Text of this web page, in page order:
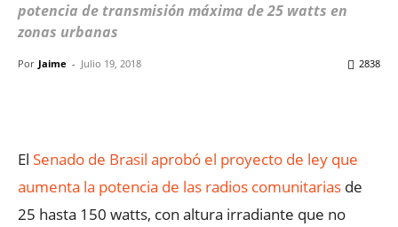
potencia de transmisión máxima de 25 watts en
zonas urbanas
Por Jaime - Julio 19, 2018 2838
El Senado de Brasil aprobó el proyecto de ley que
aumenta la potencia de las radios comunitarias de
25 hasta 150 watts, con altura irradiante que no